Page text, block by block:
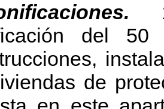
del
de